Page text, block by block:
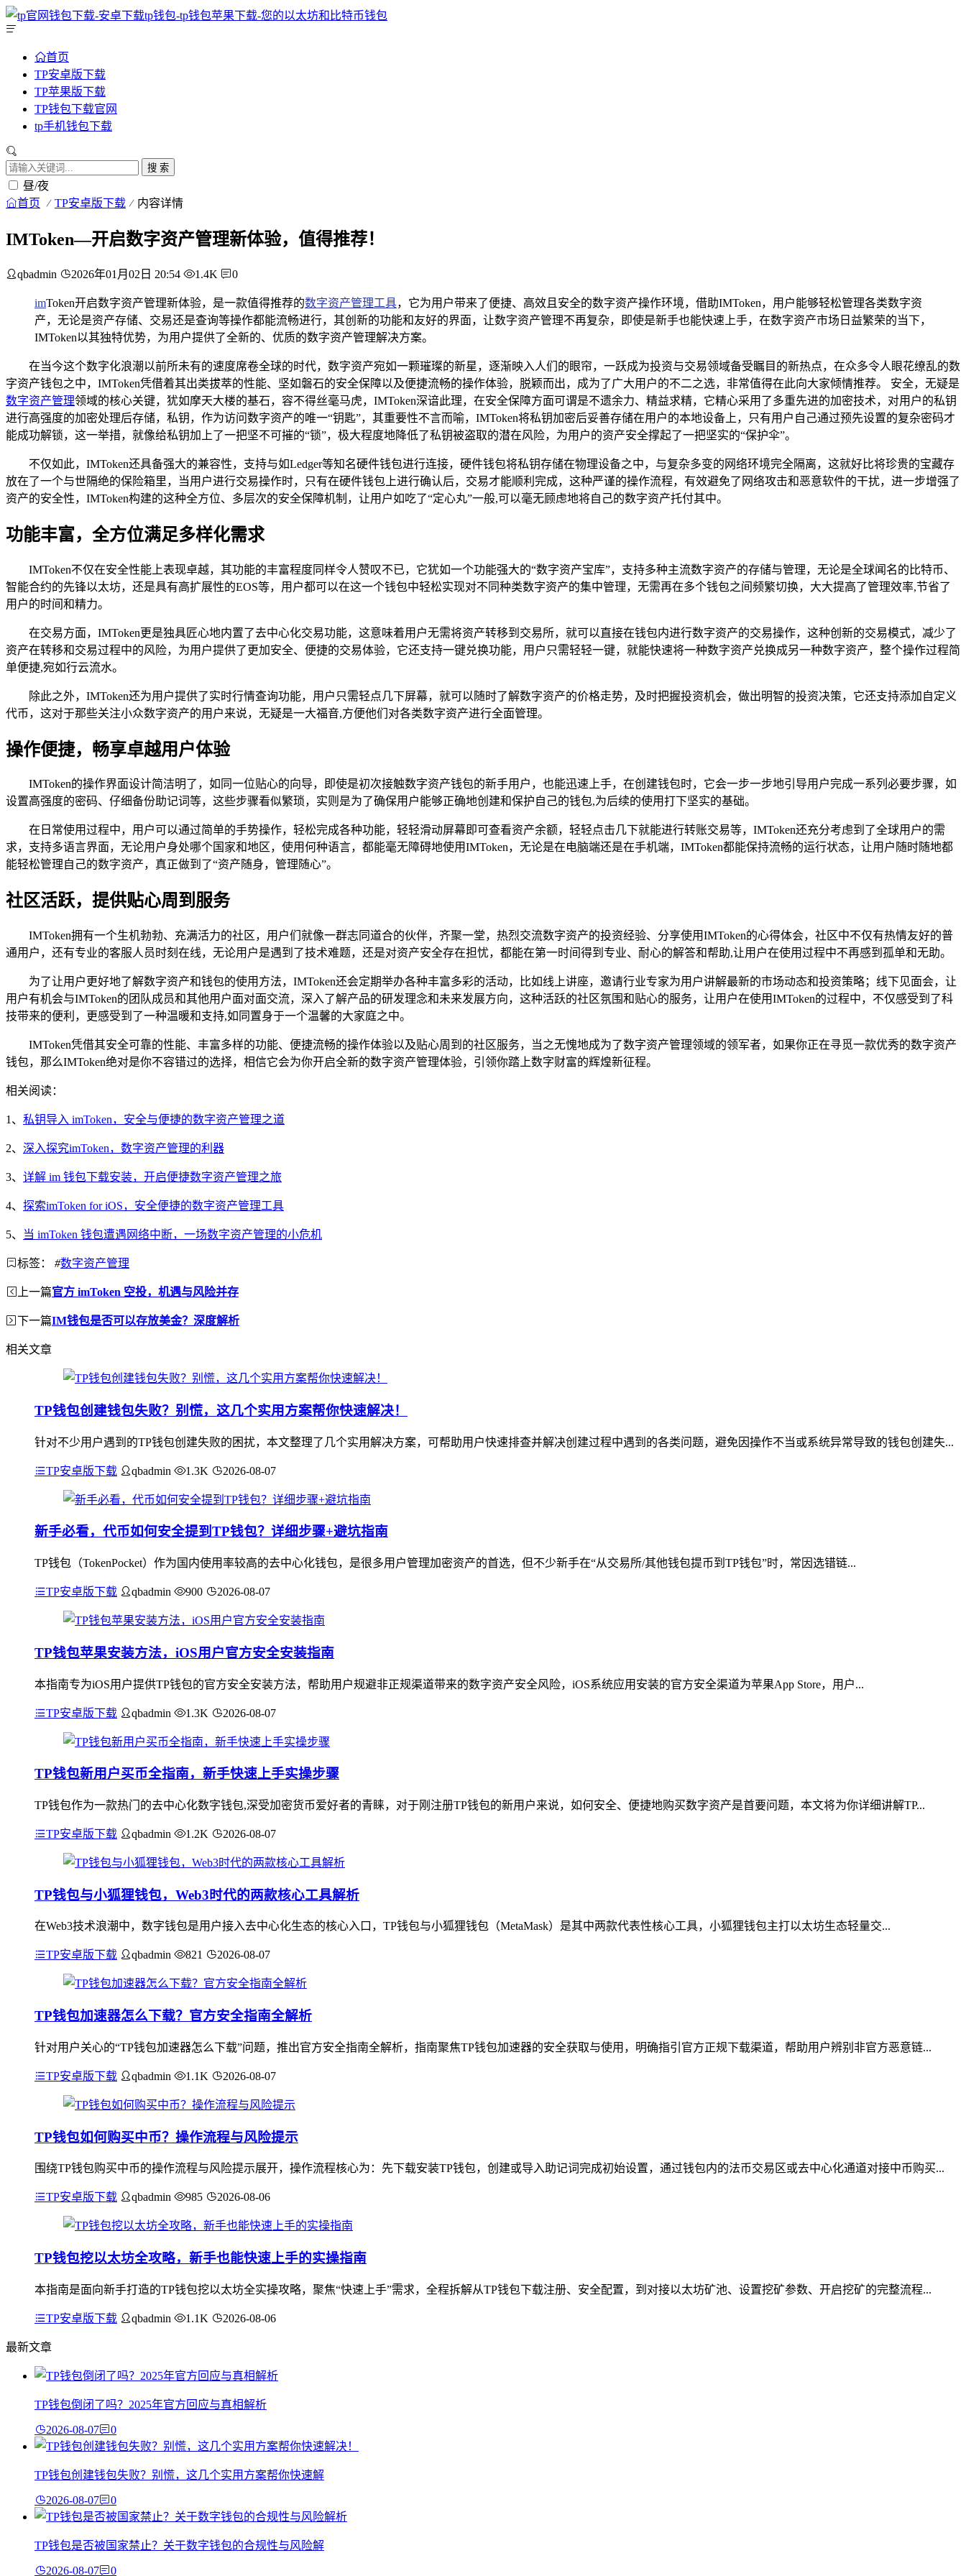
首页
TP安卓版下载
TP苹果版下载
TP钱包下载官网
tp手机钱包下载
搜 索
昼/夜
首页 TP安卓版下载 内容详情
IMToken—开启数字资产管理新体验，值得推荐！
qbadmin 2026年01月02日 20:54 1.4K 0
imToken开启数字资产管理新体验，是一款值得推荐的数字资产管理工具，它为用户带来了便捷、高效且安全的数字资产操作环境，借助IMToken，用户能够轻松管理各类数字资
产，无论是资产存储、交易还是查询等操作都能流畅进行，其创新的功能和友好的界面，让数字资产管理不再复杂，即使是新手也能快速上手，在数字资产市场日益繁荣的当下，
IMToken以其独特优势，为用户提供了全新的、优质的数字资产管理解决方案。
在当今这个数字化浪潮以前所未有的速度席卷全球的时代，数字资产宛如一颗璀璨的新星，逐渐映入人们的眼帘，一跃成为投资与交易领域备受瞩目的新热点，在众多令人眼花缭乱的数
字资产钱包之中，IMToken凭借着其出类拔萃的性能、坚如磐石的安全保障以及便捷流畅的操作体验，脱颖而出，成为了广大用户的不二之选，非常值得在此向大家倾情推荐。 安全，无疑是
数字资产管理领域的核心关键，犹如摩天大楼的基石，容不得丝毫马虎，IMToken深谙此理，在安全保障方面可谓是不遗余力、精益求精，它精心采用了多重先进的加密技术，对用户的私钥
进行高强度的加密处理后存储，私钥，作为访问数字资产的唯一“钥匙”，其重要性不言而喻，IMToken将私钥加密后妥善存储在用户的本地设备上，只有用户自己通过预先设置的复杂密码才
能成功解锁，这一举措，就像给私钥加上了一把坚不可摧的“锁”，极大程度地降低了私钥被盗取的潜在风险，为用户的资产安全撑起了一把坚实的“保护伞”。
不仅如此，IMToken还具备强大的兼容性，支持与如Ledger等知名硬件钱包进行连接，硬件钱包将私钥存储在物理设备之中，与复杂多变的网络环境完全隔离，这就好比将珍贵的宝藏存
放在了一个与世隔绝的保险箱里，当用户进行交易操作时，只有在硬件钱包上进行确认后，交易才能顺利完成，这种严谨的操作流程，有效避免了网络攻击和恶意软件的干扰，进一步增强了
资产的安全性，IMToken构建的这种全方位、多层次的安全保障机制，让用户如吃了“定心丸”一般,可以毫无顾虑地将自己的数字资产托付其中。
功能丰富，全方位满足多样化需求
IMToken不仅在安全性能上表现卓越，其功能的丰富程度同样令人赞叹不已，它犹如一个功能强大的“数字资产宝库”，支持多种主流数字资产的存储与管理，无论是全球闻名的比特币、
智能合约的先锋以太坊，还是具有高扩展性的EOS等，用户都可以在这一个钱包中轻松实现对不同种类数字资产的集中管理，无需再在多个钱包之间频繁切换，大大提高了管理效率,节省了
用户的时间和精力。
在交易方面，IMToken更是独具匠心地内置了去中心化交易功能，这意味着用户无需将资产转移到交易所，就可以直接在钱包内进行数字资产的交易操作，这种创新的交易模式，减少了
资产在转移和交易过程中的风险，为用户提供了更加安全、便捷的交易体验，它还支持一键兑换功能，用户只需轻轻一键，就能快速将一种数字资产兑换成另一种数字资产，整个操作过程简
单便捷,宛如行云流水。
除此之外，IMToken还为用户提供了实时行情查询功能，用户只需轻点几下屏幕，就可以随时了解数字资产的价格走势，及时把握投资机会，做出明智的投资决策，它还支持添加自定义
代币，这对于那些关注小众数字资产的用户来说，无疑是一大福音,方便他们对各类数字资产进行全面管理。
操作便捷，畅享卓越用户体验
IMToken的操作界面设计简洁明了，如同一位贴心的向导，即使是初次接触数字资产钱包的新手用户，也能迅速上手，在创建钱包时，它会一步一步地引导用户完成一系列必要步骤，如
设置高强度的密码、仔细备份助记词等，这些步骤看似繁琐，实则是为了确保用户能够正确地创建和保护自己的钱包,为后续的使用打下坚实的基础。
在日常使用过程中，用户可以通过简单的手势操作，轻松完成各种功能，轻轻滑动屏幕即可查看资产余额，轻轻点击几下就能进行转账交易等，IMToken还充分考虑到了全球用户的需
求，支持多语言界面，无论用户身处哪个国家和地区，使用何种语言，都能毫无障碍地使用IMToken，无论是在电脑端还是在手机端，IMToken都能保持流畅的运行状态，让用户随时随地都
能轻松管理自己的数字资产，真正做到了“资产随身，管理随心”。
社区活跃，提供贴心周到服务
IMToken拥有一个生机勃勃、充满活力的社区，用户们就像一群志同道合的伙伴，齐聚一堂，热烈交流数字资产的投资经验、分享使用IMToken的心得体会，社区中不仅有热情友好的普
通用户，还有专业的客服人员时刻在线，无论用户是遇到了技术难题，还是对资产安全存在担忧，都能在第一时间得到专业、耐心的解答和帮助,让用户在使用过程中不再感到孤单和无助。
为了让用户更好地了解数字资产和钱包的使用方法，IMToken还会定期举办各种丰富多彩的活动，比如线上讲座，邀请行业专家为用户讲解最新的市场动态和投资策略；线下见面会，让
用户有机会与IMToken的团队成员和其他用户面对面交流，深入了解产品的研发理念和未来发展方向，这种活跃的社区氛围和贴心的服务，让用户在使用IMToken的过程中，不仅感受到了科
技带来的便利，更感受到了一种温暖和支持,如同置身于一个温馨的大家庭之中。
IMToken凭借其安全可靠的性能、丰富多样的功能、便捷流畅的操作体验以及贴心周到的社区服务，当之无愧地成为了数字资产管理领域的领军者，如果你正在寻觅一款优秀的数字资产
钱包，那么IMToken绝对是你不容错过的选择，相信它会为你开启全新的数字资产管理体验，引领你踏上数字财富的辉煌新征程。
相关阅读：
1、 私钥导入 imToken，安全与便捷的数字资产管理之道
2、 深入探究imToken，数字资产管理的利器
3、 详解 im 钱包下载安装，开启便捷数字资产管理之旅
4、 探索imToken for iOS，安全便捷的数字资产管理工具
5、 当 imToken 钱包遭遇网络中断，一场数字资产管理的小危机
标签： #数字资产管理
上一篇官方 imToken 空投，机遇与风险并存
下一篇IM钱包是否可以存放美金？深度解析
相关文章
TP钱包创建钱包失败？别慌，这几个实用方案帮你快速解决！
针对不少用户遇到的TP钱包创建失败的困扰，本文整理了几个实用解决方案，可帮助用户快速排查并解决创建过程中遇到的各类问题，避免因操作不当或系统异常导致的钱包创建失...
TP安卓版下载 qbadmin 1.3K 2026-08-07
新手必看，代币如何安全提到TP钱包？详细步骤+避坑指南
TP钱包（TokenPocket）作为国内使用率较高的去中心化钱包，是很多用户管理加密资产的首选，但不少新手在“从交易所/其他钱包提币到TP钱包”时，常因选错链...
TP安卓版下载 qbadmin 900 2026-08-07
TP钱包苹果安装方法，iOS用户官方安全安装指南
本指南专为iOS用户提供TP钱包的官方安全安装方法，帮助用户规避非正规渠道带来的数字资产安全风险，iOS系统应用安装的官方安全渠道为苹果App Store，用户...
TP安卓版下载 qbadmin 1.3K 2026-08-07
TP钱包新用户买币全指南，新手快速上手实操步骤
TP钱包作为一款热门的去中心化数字钱包,深受加密货币爱好者的青睐，对于刚注册TP钱包的新用户来说，如何安全、便捷地购买数字资产是首要问题，本文将为你详细讲解TP...
TP安卓版下载 qbadmin 1.2K 2026-08-07
TP钱包与小狐狸钱包，Web3时代的两款核心工具解析
在Web3技术浪潮中，数字钱包是用户接入去中心化生态的核心入口，TP钱包与小狐狸钱包（MetaMask）是其中两款代表性核心工具，小狐狸钱包主打以太坊生态轻量交...
TP安卓版下载 qbadmin 821 2026-08-07
TP钱包加速器怎么下载？官方安全指南全解析
针对用户关心的“TP钱包加速器怎么下载”问题，推出官方安全指南全解析，指南聚焦TP钱包加速器的安全获取与使用，明确指引官方正规下载渠道，帮助用户辨别非官方恶意链...
TP安卓版下载 qbadmin 1.1K 2026-08-07
TP钱包如何购买中币？操作流程与风险提示
围绕TP钱包购买中币的操作流程与风险提示展开，操作流程核心为：先下载安装TP钱包，创建或导入助记词完成初始设置，通过钱包内的法币交易区或去中心化通道对接中币购买...
TP安卓版下载 qbadmin 985 2026-08-06
TP钱包挖以太坊全攻略，新手也能快速上手的实操指南
本指南是面向新手打造的TP钱包挖以太坊全实操攻略，聚焦“快速上手”需求，全程拆解从TP钱包下载注册、安全配置，到对接以太坊矿池、设置挖矿参数、开启挖矿的完整流程...
TP安卓版下载 qbadmin 1.1K 2026-08-06
最新文章
TP钱包倒闭了吗？2025年官方回应与真相解析
2026-08-07 0
TP钱包创建钱包失败？别慌，这几个实用方案帮你快速解
2026-08-07 0
TP钱包是否被国家禁止？关于数字钱包的合规性与风险解
2026-08-07 0